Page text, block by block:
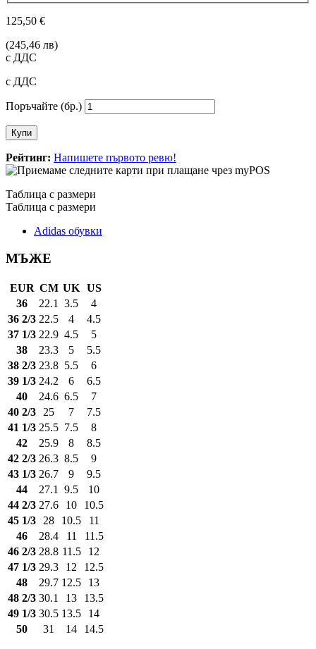
125,50 €
(245,46 лв)
с ДДС
с ДДС
Поръчайте (бр.)
Купи
Рейтинг: Напишете първото ревю!
Таблица с размери
Таблица с размери
Adidas обувки
МЪЖЕ
EUR CM UK US
36
22.1 3.5
4
36 2/3 22.5 4
4.5
37 1/3 22.9 4.5
5
38
23.3 5
5.5
38 2/3 23.8 5.5
6
39 1/3 24.2 6
6.5
40
24.6 6.5
7
40 2/3
25 7
7.5
41 1/3 25.5 7.5
8
42
25.9 8
8.5
42 2/3 26.3 8.5
9
43 1/3 26.7 9
9.5
44
27.1 9.5
10
44 2/3 27.6 10
10.5
45 1/3
28 10.5
11
46
28.4 11
11.5
46 2/3 28.8 11.5
12
47 1/3 29.3 12
12.5
48
29.7 12.5
13
48 2/3 30.1 13
13.5
49 1/3 30.5 13.5
14
50
31 14 14.5